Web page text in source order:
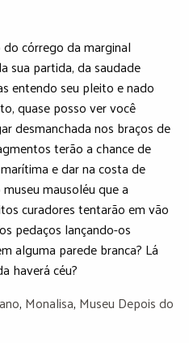
córrego da marginal
sua partida, da saudade
entendo seu pleito e nado
quase posso ver você
desmanchada nos braços de
terão a chance de
e dar na costa de
mausoléu que a
curadores tentarão em vão
pedaços lançando-os
alguma parede branca? Lá
haverá céu?
, Monalisa, Museu Depois do